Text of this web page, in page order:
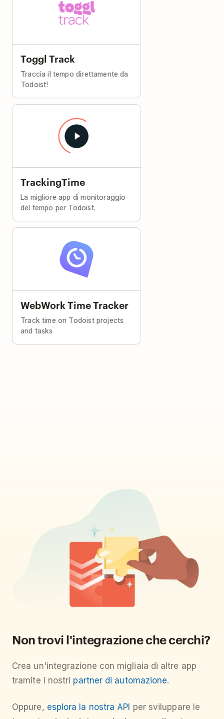
Toggl Track
Traccia il tempo direttamente da
Todoist!
TrackingTime
La migliore app di monitoraggio
del tempo per Todoist.
WebWork Time Tracker
Track time on Todoist projects
and tasks
Non trovi l'integrazione che cerchi?
Crea un'integrazione con migliaia di altre app
tramite i nostri partner di automazione.
Oppure, esplora la nostra API per sviluppare le